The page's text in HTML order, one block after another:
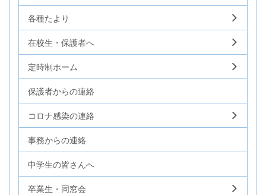
各種たより
在校生・保護者へ
定時制ホーム
保護者からの連絡
コロナ感染の連絡
事務からの連絡
中学生の皆さんへ
卒業生・同窓会